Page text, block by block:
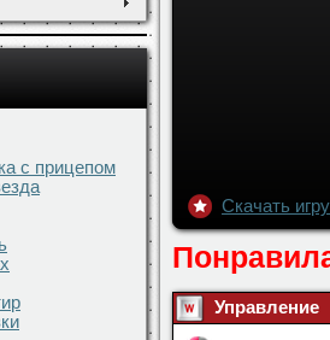
с прицепом
Скачать